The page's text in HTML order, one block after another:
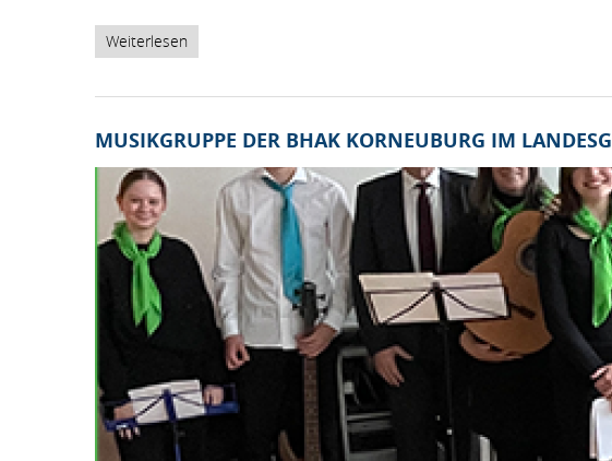
Weiterlesen
Nachhaltige
MUSIKGRUPPE DER BHAK KORNEUBURG IM